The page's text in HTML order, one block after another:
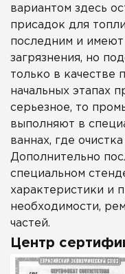
вариантом здесь
присадок для
последним и
загрязнения, но
только в качестве
начальных этапах
серьезное, то
выполняют в
ваннах, где
Дополнительно
специальном
характеристики и
необходимости,
частей.
Центр